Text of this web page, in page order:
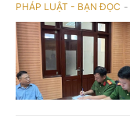
PHÁP LUẬT - BẠN ĐỌC